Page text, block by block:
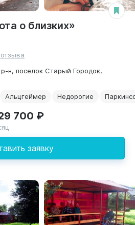
о близких»
н, поселок Старый Городок,
Альцгеймер Недорогие
заявку
700 ₽